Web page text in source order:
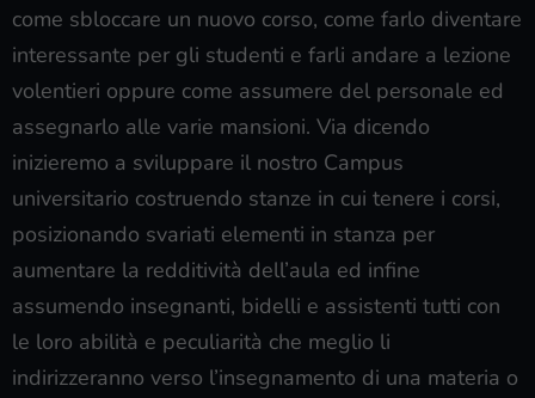
come sbloccare un nuovo corso, come farlo diventare
interessante per gli studenti e farli andare a lezione
volentieri oppure come assumere del personale ed
assegnarlo alle varie mansioni. Via dicendo
inizieremo a sviluppare il nostro Campus
universitario costruendo stanze in cui tenere i corsi,
posizionando svariati elementi in stanza per
aumentare la redditività dell’aula ed infine
assumendo insegnanti, bidelli e assistenti tutti con
le loro abilità e peculiarità che meglio li
indirizzeranno verso l’insegnamento di una materia o